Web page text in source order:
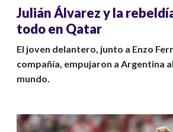
Julián Álvarez y la
todo en Qatar
El joven delantero, junto a Enzo
compañía, empujaron a Argentina
mundo.